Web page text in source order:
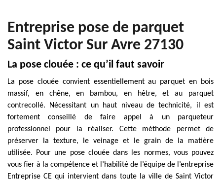
Entreprise pose de parquet
Saint Victor Sur Avre 27130
La pose clouée : ce qu’il faut savoir
La pose clouée convient essentiellement au parquet en bois
massif, en chêne, en bambou, en hêtre, et au parquet
contrecollé. Nécessitant un haut niveau de technicité, il est
fortement conseillé de faire appel à un parqueteur
professionnel pour la réaliser. Cette méthode permet de
préserver la texture, le veinage et le grain de la matière
utilisée. Pour une pose clouée dans les normes, vous pouvez
vous fier à la compétence et l’habilité de l’équipe de l’entreprise
Entreprise CE qui intervient dans toute la ville de Saint Victor